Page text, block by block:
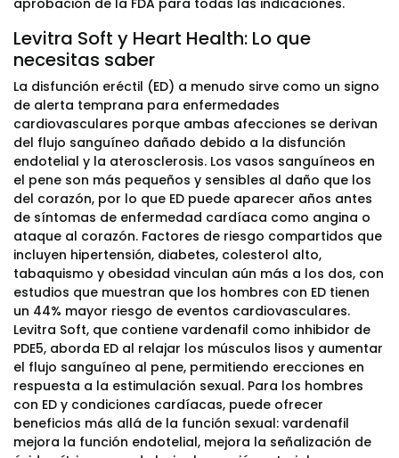
aprobación de la FDA para todas las indicaciones.
Levitra Soft y Heart Health: Lo que
necesitas saber
La disfunción eréctil (ED) a menudo sirve como un signo
de alerta temprana para enfermedades
cardiovasculares porque ambas afecciones se derivan
del flujo sanguíneo dañado debido a la disfunción
endotelial y la aterosclerosis. Los vasos sanguíneos en
el pene son más pequeños y sensibles al daño que los
del corazón, por lo que ED puede aparecer años antes
de síntomas de enfermedad cardíaca como angina o
ataque al corazón. Factores de riesgo compartidos que
incluyen hipertensión, diabetes, colesterol alto,
tabaquismo y obesidad vinculan aún más a los dos, con
estudios que muestran que los hombres con ED tienen
un 44% mayor riesgo de eventos cardiovasculares.
Levitra Soft, que contiene vardenafil como inhibidor de
PDE5, aborda ED al relajar los músculos lisos y aumentar
el flujo sanguíneo al pene, permitiendo erecciones en
respuesta a la estimulación sexual. Para los hombres
con ED y condiciones cardíacas, puede ofrecer
beneficios más allá de la función sexual: vardenafil
mejora la función endotelial, mejora la señalización de